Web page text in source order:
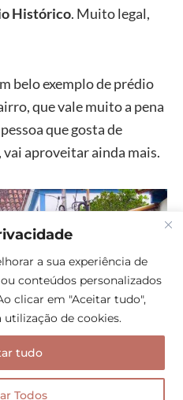
a sua experiência de
conteúdos personalizados
clicar em "Aceitar tudo",
de cookies.
Todos
tudo
Histórico. Muito legal,
belo exemplo de prédio
que vale muito a pena
que gosta de
aproveitar ainda mais.